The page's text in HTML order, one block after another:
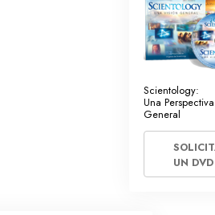
Scientology:
Una Perspectiva
General
UN DVD